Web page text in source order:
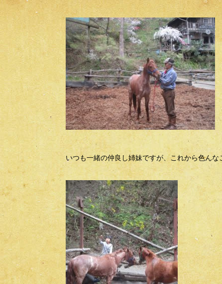
いつも一緒の仲良し姉妹ですが、これから色ん